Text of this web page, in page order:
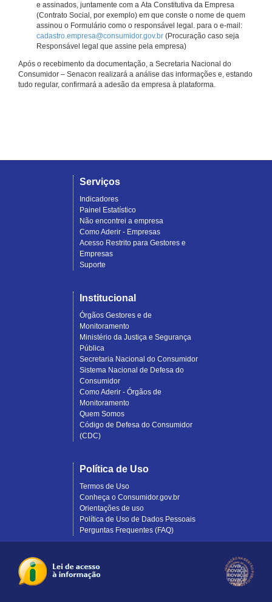
e assinados, juntamente com a Ata Constitutiva da Empresa
(Contrato Social, por exemplo) em que conste o nome de quem
assinou o Formulário como o responsável legal. para o e-mail:
cadastro.empresa@consumidor.gov.br (Procuração caso seja
Responsável legal que assine pela empresa)
Após o recebimento da documentação, a Secretaria Nacional do
Consumidor – Senacon realizará a análise das informações e, estando
tudo regular, confirmará a adesão da empresa à plataforma.
Serviços
Indicadores
Painel Estatístico
Não encontrei a empresa
Como Aderir - Empresas
Acesso Restrito para Gestores e
Empresas
Suporte
Institucional
Órgãos Gestores e de
Monitoramento
Ministério da Justiça e Segurança
Pública
Secretaria Nacional do Consumidor
Sistema Nacional de Defesa do
Consumidor
Como Aderir - Órgãos de
Monitoramento
Quem Somos
Código de Defesa do Consumidor
(CDC)
Política de Uso
Termos de Uso
Conheça o Consumidor.gov.br
Orientações de uso
Política de Uso de Dados Pessoais
Perguntas Frequentes (FAQ)